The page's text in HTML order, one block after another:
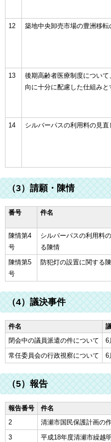
12 築地中央卸売市場の豊洲移
13
後期高齢者医療制度につい
向に十分に配慮した仕組み
14 シルバーパスの利用料の見
（3）請願・陳情
番号 件名
陳情第4
号
シルバーパスの利用料
る陳情
陳情第5
号
防犯灯の設置に関する
（4）議決事件
件名
閉会中の議員派遣の件について
6
常任委員会の行政視察について
6
（5）報告
報告番号 件名
2
清瀬市国民保護計画の
3
平成18年度清瀬市繰越